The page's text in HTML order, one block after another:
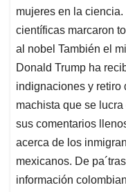
mujeres en la
científicas marcaron
al nobel También el
Donald Trump ha
indignaciones y retiro
machista que se
sus comentarios
acerca de los
mexicanos. De
información